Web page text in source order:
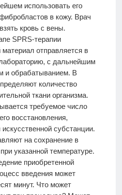
использовать его
в кожу. Врач
кровь с вены.
SPRS-терапии
материал отправляется в
с дальнейшим
и обрабатыванием. В
количество
ткани организма.
требуемое число
восстановления,
субстанции.
на сохранение в
указанной температуре.
приобретенной
введения может
минут. Что может